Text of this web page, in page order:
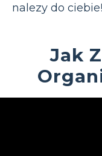
nalezy do ciebie!
Jak